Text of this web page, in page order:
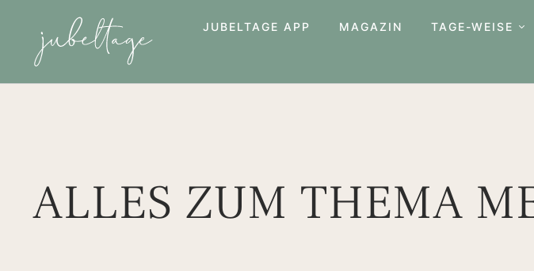
JUBELTAGE APP MAGAZIN TAGE-WEISE
ALLES ZUM THEMA